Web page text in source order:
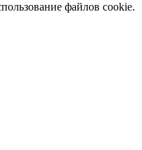
файлов cookie.